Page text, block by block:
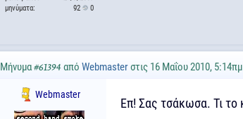
μηνύματα:
92 0
Μήνυμα #61394 από Webmasterστις 16 Μαΐου 2010, 5:14πμ
Webmaster
Επ! Σας τσάκωσα. Τι